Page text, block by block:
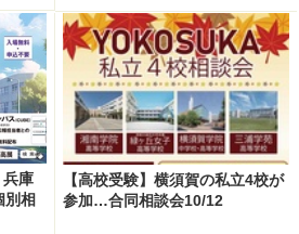
兵庫
別相
【高校受験】横須賀の私立4校が
参加…合同相談会10/12